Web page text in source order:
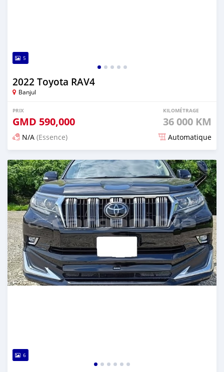
5
2022 Toyota RAV4
Banjul
PRIX
GMD 590,000
KILOMÉTRAGE
36 000 KM
N/A (Essence) Automatique
Publié il y a 12 jours
6